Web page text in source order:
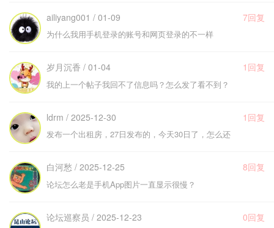
ailiyang001 / 01-09 7回复
为什么我用手机登录的账号和网页登录的不一样
岁月沉香 / 01-04 1回复
我的上一个帖子我回不了信息吗？怎么发了看不到？
ldrm / 2025-12-30 1回复
发布一个出租房，27日发布的，今天30日了，怎么还
白河愁 / 2025-12-25 8回复
论坛怎么老是手机App图片一直显示很慢？
论坛巡察员 / 2025-12-23 0回复